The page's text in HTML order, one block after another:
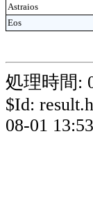
Astraios
Eos
処理時間:
$Id:
08-01